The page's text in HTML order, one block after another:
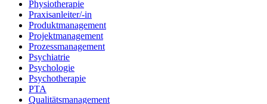
Physiotherapie
Praxisanleiter/-in
Produktmanagement
Projektmanagement
Prozessmanagement
Psychiatrie
Psychologie
Psychotherapie
PTA
Qualitätsmanagement